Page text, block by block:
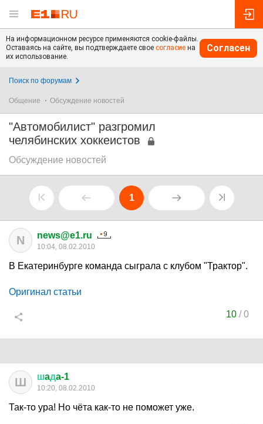
На информационном ресурсе применяются cookie-файлы.
Оставаясь на сайте, вы подтверждаете свое согласие на
их использование.
Согласен
Поиск по форумам
Общение Обсуждение новостей
"Автомобилист" разгромил
челябинских хоккеистов
Обсуждение новостей
1
N news@e1.ru
10:04, 08.02.2010
В Екатеринбурге команда сыграла с клубом "Трактор".
Оригинал статьи
10 /0
Ш шaдa-1
10:20, 08.02.2010
Так-то ура! Но чёта как-то не поможет уже.